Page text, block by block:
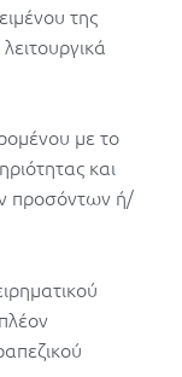
της
με το
και
προσόντων ή/